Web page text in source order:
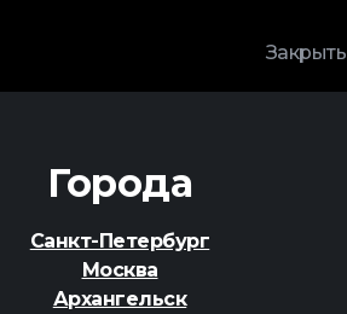
Закрыть
Города
Санкт-Петербург
Москва
Архангельск